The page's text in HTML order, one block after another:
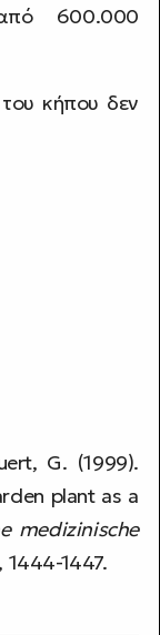
από 600.000
κήπου δεν
G. (1999).
plant as a
medizinische
1444-1447.